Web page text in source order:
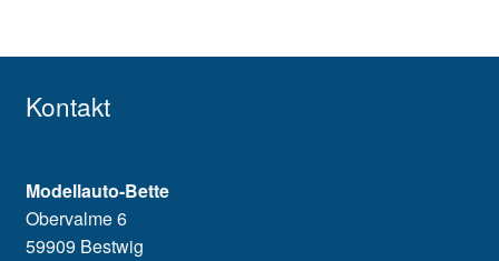
Kontakt
Modellauto-Bette
Obervalme 6
59909 Bestwig